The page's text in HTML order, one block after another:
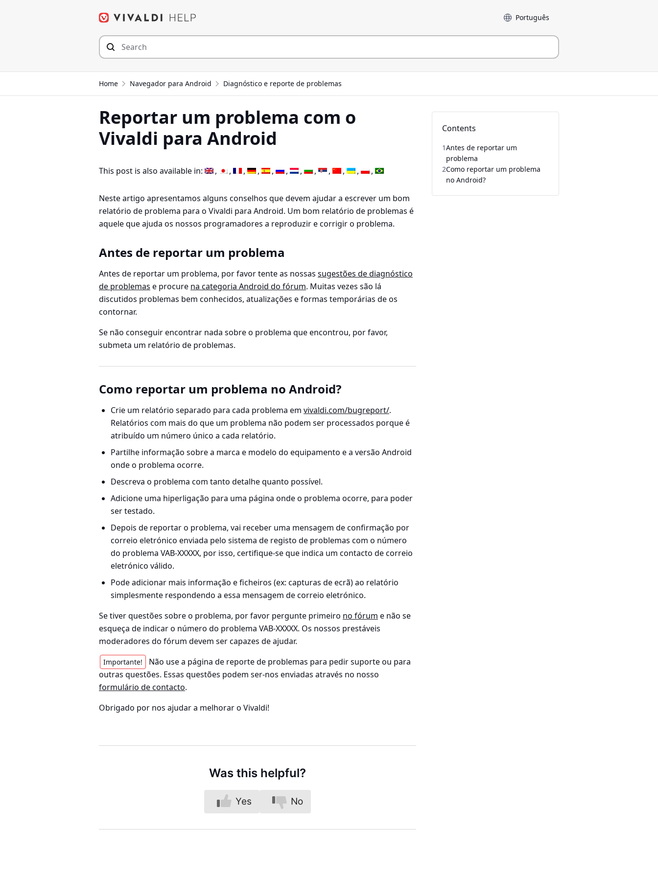
Idioma
Home Navegador para Android Diagnóstico e reporte de problemas
Reportar um problema com o
Vivaldi para Android
This post is also available in:
Neste artigo apresentamos alguns conselhos que devem ajudar a escrever um bom
relatório de problema para o Vivaldi para Android. Um bom relatório de problemas é
aquele que ajuda os nossos programadores a reproduzir e corrigir o problema.
Antes de reportar um problema
Antes de reportar um problema, por favor tente as nossas sugestões de diagnóstico
de problemas e procure na categoria Android do fórum. Muitas vezes são lá
discutidos problemas bem conhecidos, atualizações e formas temporárias de os
contornar.
Se não conseguir encontrar nada sobre o problema que encontrou, por favor,
submeta um relatório de problemas.
Como reportar um problema no Android?
Crie um relatório separado para cada problema em vivaldi.com/bugreport/.
Relatórios com mais do que um problema não podem ser processados porque é
atribuído um número único a cada relatório.
Partilhe informação sobre a marca e modelo do equipamento e a versão Android
onde o problema ocorre.
Descreva o problema com tanto detalhe quanto possível.
Adicione uma hiperligação para uma página onde o problema ocorre, para poder
ser testado.
Depois de reportar o problema, vai receber uma mensagem de confirmação por
correio eletrónico enviada pelo sistema de registo de problemas com o número
do problema VAB-XXXXX, por isso, certifique-se que indica um contacto de correio
eletrónico válido.
Pode adicionar mais informação e ficheiros (ex: capturas de ecrã) ao relatório
simplesmente respondendo a essa mensagem de correio eletrónico.
Se tiver questões sobre o problema, por favor pergunte primeiro no fórum e não se
esqueça de indicar o número do problema VAB-XXXXX. Os nossos prestáveis
moderadores do fórum devem ser capazes de ajudar.
Importante!
Não use a página de reporte de problemas para pedir suporte ou para
outras questões. Essas questões podem ser-nos enviadas através no nosso
formulário de contacto.
Obrigado por nos ajudar a melhorar o Vivaldi!
Was this helpful?
Yes No
Contents
1Antes de reportar um
problema
2Como reportar um problema
no Android?